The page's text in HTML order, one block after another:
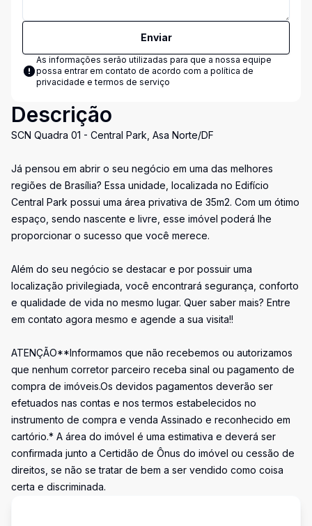
Enviar
As informações serão utilizadas para que a nossa equipe
possa entrar em contato de acordo com a política de
privacidade e termos de serviço
Descrição
SCN Quadra 01 - Central Park, Asa Norte/DF
Já pensou em abrir o seu negócio em uma das melhores
regiões de Brasília? Essa unidade, localizada no Edifício
Central Park possui uma área privativa de 35m2. Com um ótimo
espaço, sendo nascente e livre, esse imóvel poderá lhe
proporcionar o sucesso que você merece.
Além do seu negócio se destacar e por possuir uma
localização privilegiada, você encontrará segurança, conforto
e qualidade de vida no mesmo lugar. Quer saber mais? Entre
em contato agora mesmo e agende a sua visita!!
ATENÇÃO**Informamos que não recebemos ou autorizamos
que nenhum corretor parceiro receba sinal ou pagamento de
compra de imóveis.Os devidos pagamentos deverão ser
efetuados nas contas e nos termos estabelecidos no
instrumento de compra e venda Assinado e reconhecido em
cartório.* A área do imóvel é uma estimativa e deverá ser
confirmada junto a Certidão de Ônus do imóvel ou cessão de
direitos, se não se tratar de bem a ser vendido como coisa
certa e discriminada.